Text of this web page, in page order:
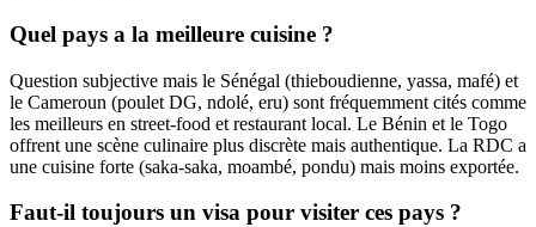
Quel pays a la meilleure cuisine ?
Question subjective mais le Sénégal (thieboudienne, yassa, mafé) et
le Cameroun (poulet DG, ndolé, eru) sont fréquemment cités comme
les meilleurs en street-food et restaurant local. Le Bénin et le Togo
offrent une scène culinaire plus discrète mais authentique. La RDC a
une cuisine forte (saka-saka, moambé, pondu) mais moins exportée.
Faut-il toujours un visa pour visiter ces pays ?